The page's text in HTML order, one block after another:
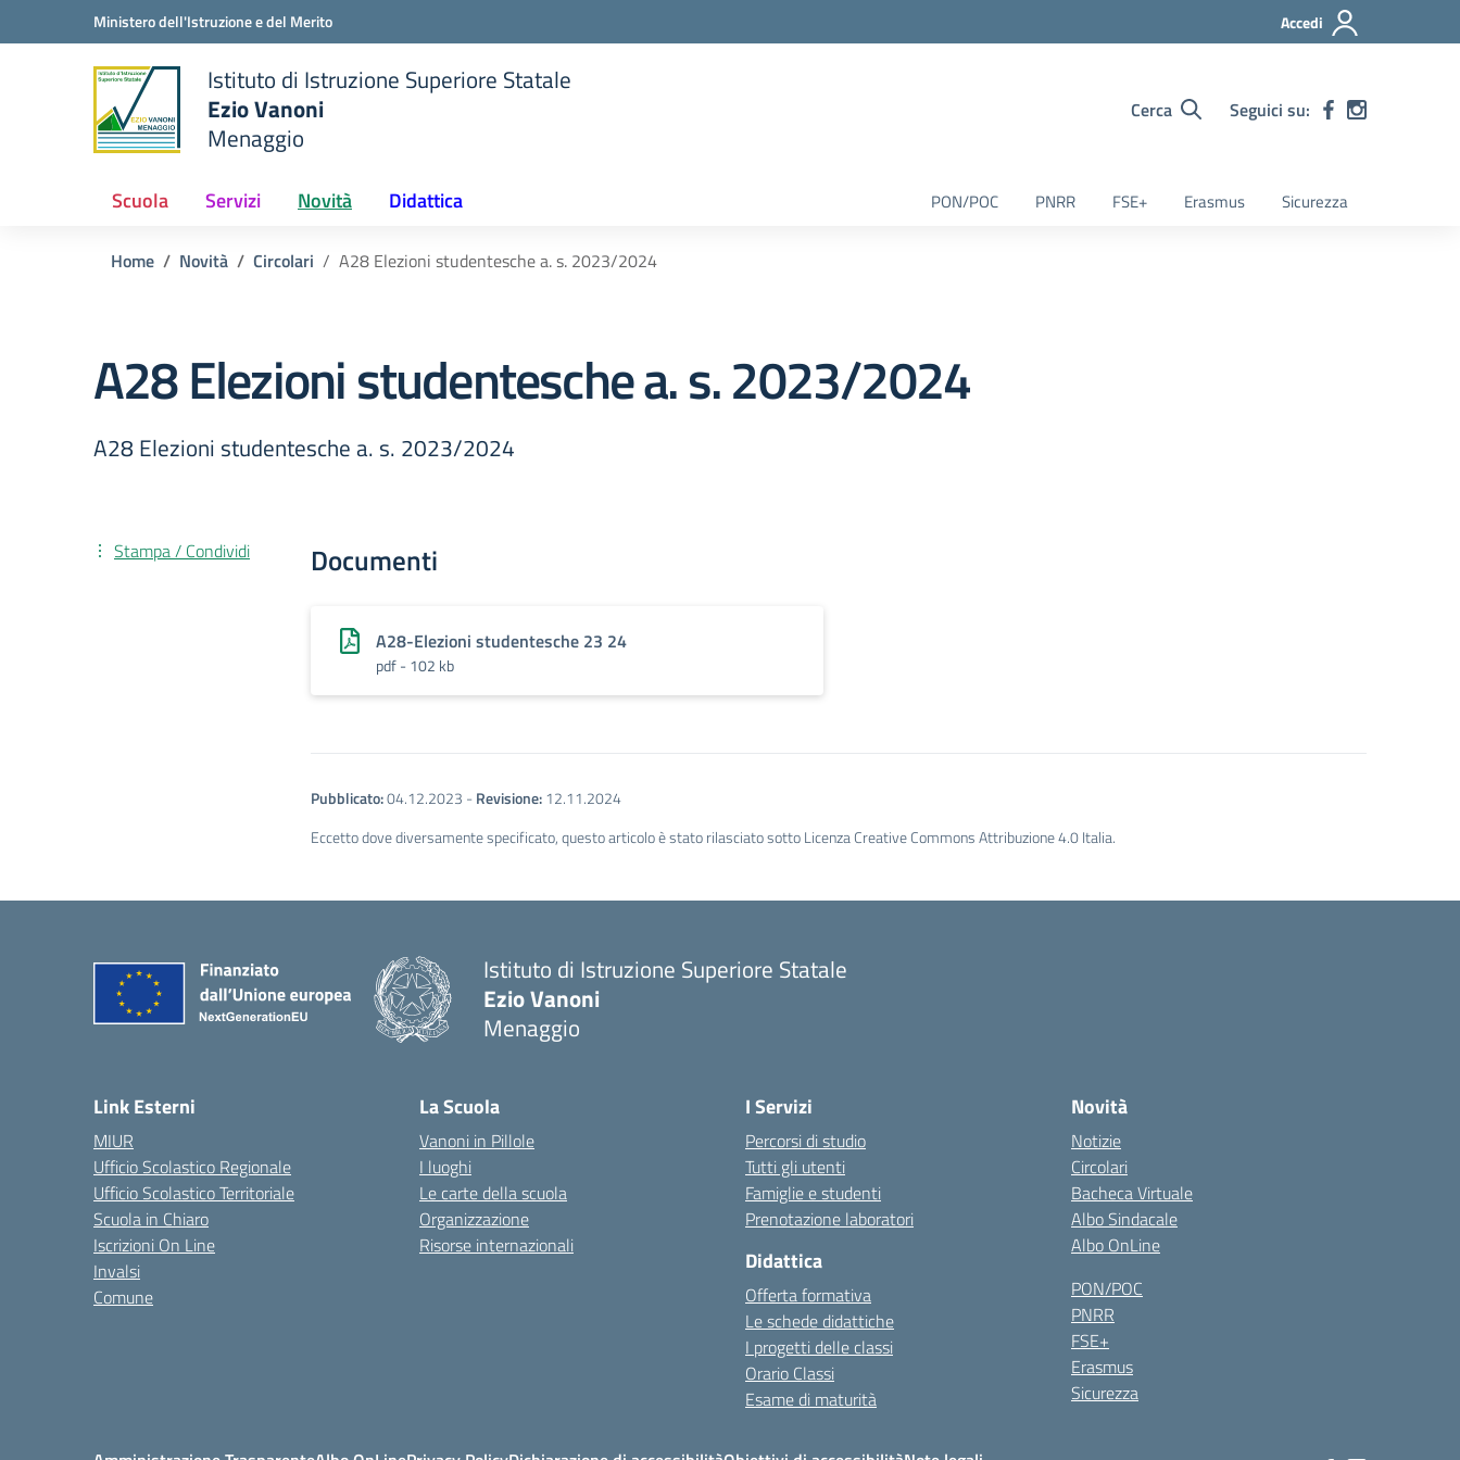
Vai ai contenuti
Vai al menu di navigazioneMinistero dell'Istruzione e del Merito Accedi
scuola
Istituto di Istruzione Superiore Statale
Ezio Vanoni
Menaggio
Cerca Seguici su:
Scuola Servizi Novità Didattica PON/POC PNRR FSE+ Erasmus Sicurezza
Home Novità Circolari A28 Elezioni studentesche a. s. 2023/2024
A28 Elezioni studentesche a. s. 2023/2024
A28 Elezioni studentesche a. s. 2023/2024
Documenti
A28-Elezioni studentesche 23 24
pdf - 102 kb
Pubblicato:04.12.2023 -Revisione:12.11.2024
Eccetto dove diversamente specificato, questo articolo è stato rilasciato sotto Licenza Creative Commons Attribuzione 4.0 Italia.
Stampa / Condividi
Istituto di Istruzione Superiore Statale
Ezio Vanoni
Menaggio
Link Esterni
MIUR
Ufficio Scolastico Regionale
Ufficio Scolastico Territoriale
Scuola in Chiaro
Iscrizioni On Line
Invalsi
Comune
La Scuola
Vanoni in Pillole
I luoghi
Le carte della scuola
Organizzazione
Risorse internazionali
I Servizi
Percorsi di studio
Tutti gli utenti
Famiglie e studenti
Prenotazione laboratori
Didattica
Offerta formativa
Le schede didattiche
I progetti delle classi
Orario Classi
Esame di maturità
Novità
Notizie
Circolari
Bacheca Virtuale
Albo Sindacale
Albo OnLine
PON/POC
PNRR
FSE+
Erasmus
Sicurezza